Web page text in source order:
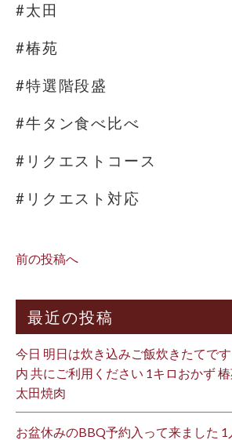
#太田
#椿苑
#特選階段盛
#牛タン食べ比べ
#リクエストコース
#リクエスト対応
前の投稿へ
最近の投稿
今日 明日は炊き込みご飯炊きたてで
内 共にご利用ください 1キロおかず
太田焼肉
お盆休みのBBQ予約入って来ました 1